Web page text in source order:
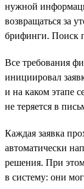
нужной
возвращаться за
брифинги. Поиск
Все требования
инициировал
и на каком этапе
не теряется в
Каждая заявка
автоматически
решения. При
в систему: они